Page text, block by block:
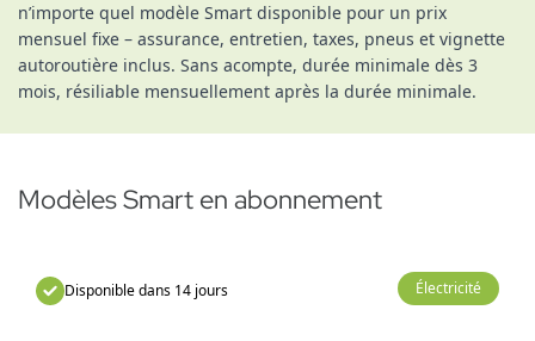
n’importe quel modèle Smart disponible pour un prix
mensuel fixe – assurance, entretien, taxes, pneus et vignette
autoroutière inclus. Sans acompte, durée minimale dès 3
mois, résiliable mensuellement après la durée minimale.
Modèles Smart en abonnement
Électricité
Disponible dans 14 jours